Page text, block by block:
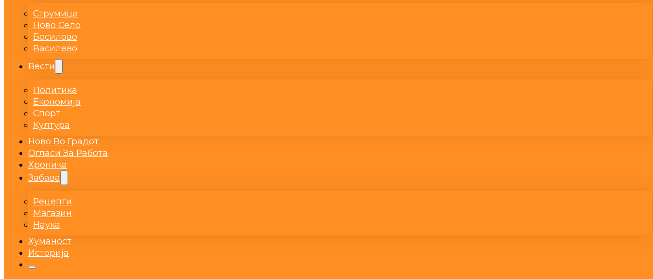
Струмица
Ново Село
Босилово
Василево
Вести
Политика
Економија
Спорт
Култура
Ново Во Градот
Огласи За Работа
Хроника
Забава
Рецепти
Магазин
Наука
Хуманост
Историја